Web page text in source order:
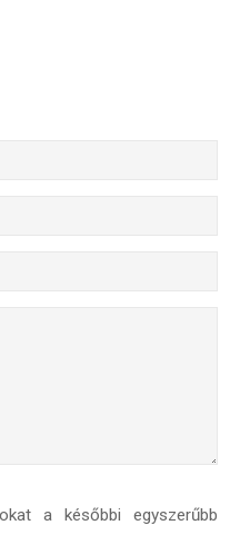
a későbbi egyszerűbb